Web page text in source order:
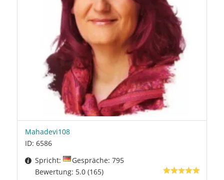
Mahadevi108
ID: 6586
Spricht:
Gespräche: 795
Bewertung: 5.0 (165)